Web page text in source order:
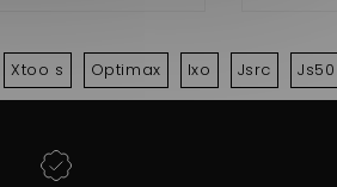
Xtoo s Optimax Ixo Jsrc